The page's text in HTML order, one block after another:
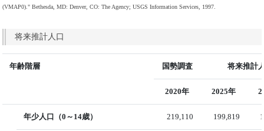
(VMAP0)." Bethesda, MD: Denver, CO: The Agency; USGS Information Services, 1997.
将来推計人口
年齢階層 国勢調査 将来推計
2020年 2025年
年少人口（0～14歳） 219,110 199,819